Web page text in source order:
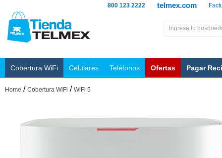
telmex.com
800 123 2222
Cobertura WiFi Celulares Teléfonos Ofertas Pagar
Home / Cobertura WiFi / WiFi 5